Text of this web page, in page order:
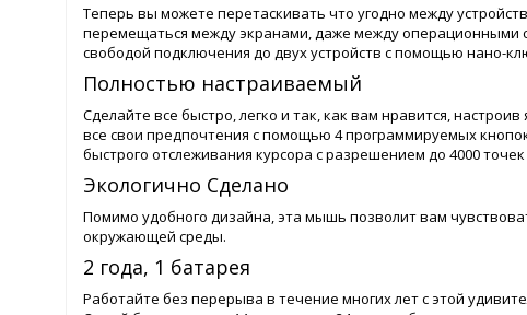
Теперь вы можете перетаскивать что угодно между
перемещаться между экранами, даже между операционными
свободой подключения до двух устройств с помощью нано-
Полностью настраиваемый
Сделайте все быстро, легко и так, как вам нравится,
все свои предпочтения с помощью 4 программируемых
быстрого отслеживания курсора с разрешением до 4000
Экологично Сделано
Помимо удобного дизайна, эта мышь позволит вам
окружающей среды.
2 года, 1 батарея
Работайте без перерыва в течение многих лет с этой